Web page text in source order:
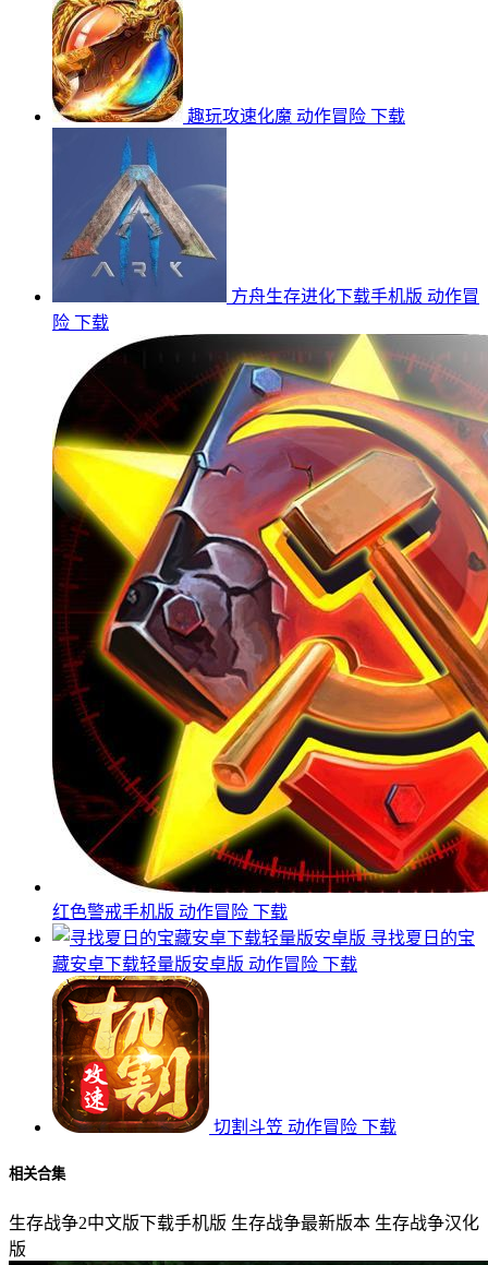
趣玩攻速化魔 动作冒险 下载
方舟生存进化下载手机版 动作冒
险 下载
红色警戒手机版 动作冒险 下载
寻找夏日的宝
藏安卓下载轻量版安卓版 动作冒险 下载
切割斗笠 动作冒险 下载
相关合集
生存战争2中文版下载手机版 生存战争最新版本 生存战争汉化
版